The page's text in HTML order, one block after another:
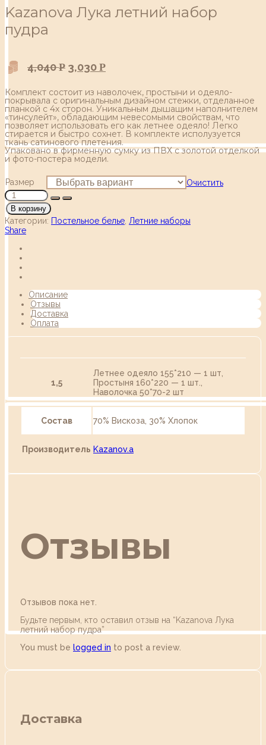
Kazanova Лука летний набор
пудра
4,040Р 3,030 Р
Комплект состоит из наволочек, простыни и одеяло-
покрывала с оригинальным дизайном стежки, отделанное
планкой с 4х сторон. Уникальным дышащим наполнителем
«тинсулейт», обладающим невесомыми свойствам, что
позволяет использовать его как летнее одеяло! Легко
стирается и быстро сохнет. В комплекте исполузуется
ткань сатинового плетения.
Упаковано в фирменную сумку из ПВХ c золотой отделкой
и фото-постера модели.
Размер Очистить
В корзину
Категории: Постельное белье Летние наборы
Share
Описание
Отзывы
Доставка
Оплата
1,5
Летнее одеяло 155*210 — 1 шт,
Простыня 160*220 — 1 шт.,
Наволочка 50*70-2 шт
Состав 70% Вискоза, 30% Хлопок
Производитель Kazanov.a
Отзывы
Отзывов пока нет.
Будьте первым, кто оставил отзыв на “Kazanova Лука
летний набор пудра”
You must be logged in to post a review.
Доставка